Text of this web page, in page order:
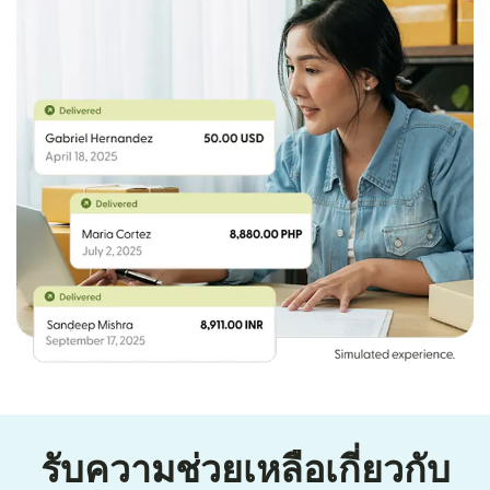
รับความช่วยเหลือเกี่ยวกับ